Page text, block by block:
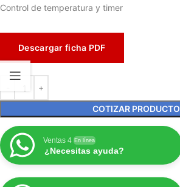
Control de temperatura y timer
Descargar ficha PDF
COTIZAR PRODUCTO
Ventas 4 En línea
¿Necesitas ayuda?